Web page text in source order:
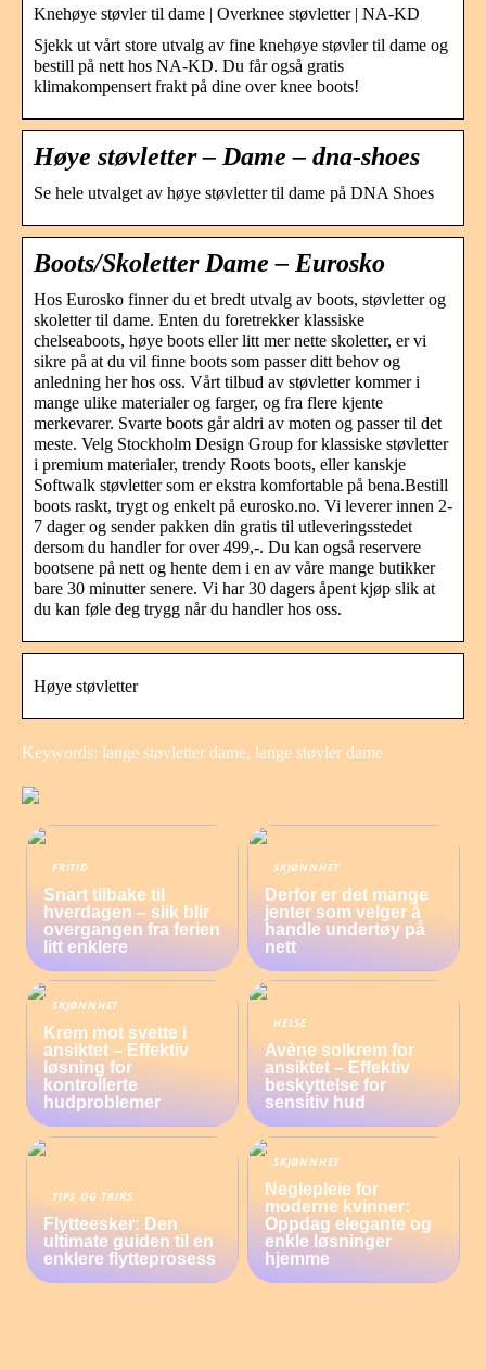
Knehøye støvler til dame | Overknee støvletter | NA-KD
Sjekk ut vårt store utvalg av fine knehøye støvler til dame og
bestill på nett hos NA-KD. Du får også gratis
klimakompensert frakt på dine over knee boots!
Høye støvletter – Dame – dna-shoes
Se hele utvalget av høye støvletter til dame på DNA Shoes
Boots/Skoletter Dame – Eurosko
Hos Eurosko finner du et bredt utvalg av boots, støvletter og
skoletter til dame. Enten du foretrekker klassiske
chelseaboots, høye boots eller litt mer nette skoletter, er vi
sikre på at du vil finne boots som passer ditt behov og
anledning her hos oss. Vårt tilbud av støvletter kommer i
mange ulike materialer og farger, og fra flere kjente
merkevarer. Svarte boots går aldri av moten og passer til det
meste. Velg Stockholm Design Group for klassiske støvletter
i premium materialer, trendy Roots boots, eller kanskje
Softwalk støvletter som er ekstra komfortable på bena.Bestill
boots raskt, trygt og enkelt på eurosko.no. Vi leverer innen 2-
7 dager og sender pakken din gratis til utleveringsstedet
dersom du handler for over 499,-. Du kan også reservere
bootsene på nett og hente dem i en av våre mange butikker
bare 30 minutter senere. Vi har 30 dagers åpent kjøp slik at
du kan føle deg trygg når du handler hos oss.
Høye støvletter
Keywords: lange støvletter dame, lange støvler dame
FRITID
Snart tilbake til
hverdagen – slik blir
overgangen fra ferien
litt enklere
SKJØNNHET
Derfor er det mange
jenter som velger å
handle undertøy på
nett
SKJØNNHET
Krem mot svette i
ansiktet – Effektiv
løsning for
kontrollerte
hudproblemer
HELSE
Avène solkrem for
ansiktet – Effektiv
beskyttelse for
sensitiv hud
TIPS OG TRIKS
Flytteesker: Den
ultimate guiden til en
enklere flytteprosess
SKJØNNHET
Neglepleie for
moderne kvinner:
Oppdag elegante og
enkle løsninger
hjemme